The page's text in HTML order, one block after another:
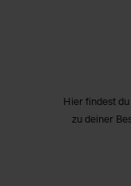
Hier findest
zu deiner